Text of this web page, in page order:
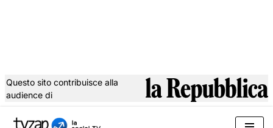
Questo sito contribuisce alla
audience di